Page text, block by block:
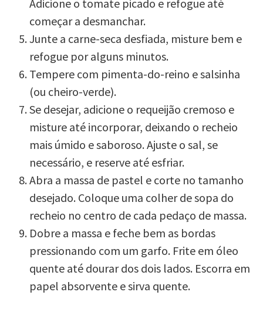
Adicione o tomate picado e refogue até
começar a desmanchar.
Junte a carne-seca desfiada, misture bem e
refogue por alguns minutos.
Tempere com pimenta-do-reino e salsinha
(ou cheiro-verde).
Se desejar, adicione o requeijão cremoso e
misture até incorporar, deixando o recheio
mais úmido e saboroso. Ajuste o sal, se
necessário, e reserve até esfriar.
Abra a massa de pastel e corte no tamanho
desejado. Coloque uma colher de sopa do
recheio no centro de cada pedaço de massa.
Dobre a massa e feche bem as bordas
pressionando com um garfo. Frite em óleo
quente até dourar dos dois lados. Escorra em
papel absorvente e sirva quente.